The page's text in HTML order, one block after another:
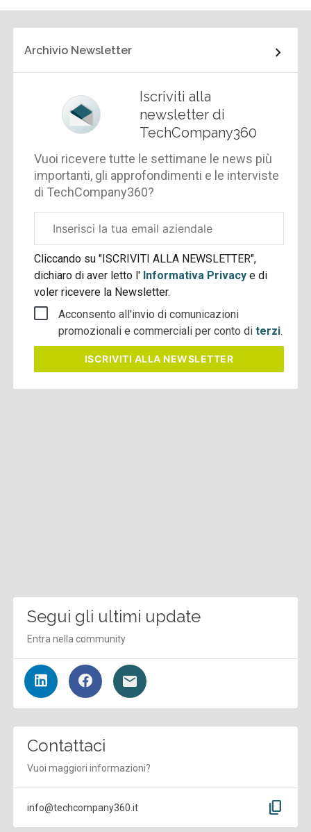
Archivio Newsletter
Iscriviti alla
newsletter di
TechCompany360
Vuoi ricevere tutte le settimane le news più
importanti, gli approfondimenti e le interviste
di TechCompany360?
aziendale
Cliccando su "ISCRIVITI ALLA NEWSLETTER",
dichiaro di aver letto l' Informativa Privacye di
voler ricevere la Newsletter.
Acconsento all'invio di comunicazioni
promozionali e commerciali per conto diterzi.
ISCRIVITI ALLA NEWSLETTER
Segui gli ultimi update
Entra nella community
Contattaci
Vuoi maggiori informazioni?
info@techcompany360.it content_copy